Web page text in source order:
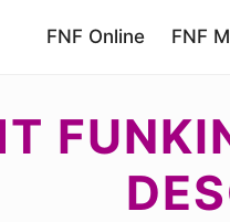
FNF Online FNF